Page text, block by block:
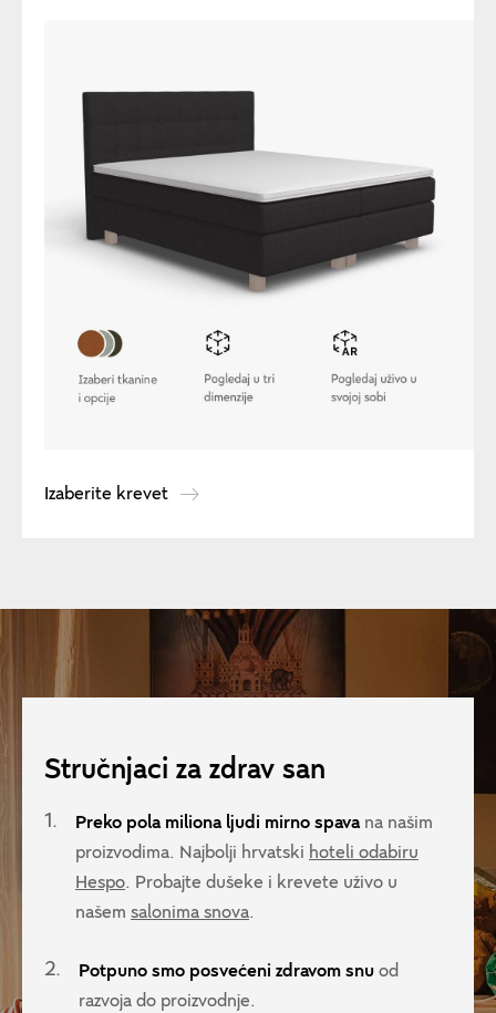
Izaberite krevet
Stručnjaci za zdrav san
1. Preko pola miliona ljudi mirno spavana našim
proizvodima. Najbolji hrvatski hoteli odabiru
Hespo. Probajte dušeke i krevete uživo u
našem salonima snova.
2. Potpuno smo posvećeni zdravom snu od
razvoja do proizvodnje.